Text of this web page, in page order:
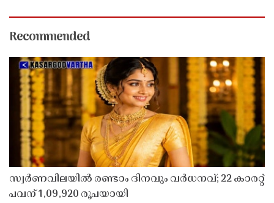
Recommended
സ്വർണവിലയിൽ രണ്ടാം ദിനവും വർധനവ്; 22 കാരറ്റ്
പവന് 1,09,920 രൂപയായി